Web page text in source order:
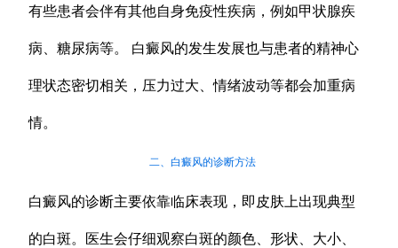
有些患者会伴有其他自身免疫性疾病，例如甲状腺疾
病、糖尿病等。 白癜风的发生发展也与患者的精神心
理状态密切相关，压力过大、情绪波动等都会加重病
情。
二、白癜风的诊断方法
白癜风的诊断主要依靠临床表现，即皮肤上出现典型
的白斑。医生会仔细观察白斑的颜色、形状、大小、